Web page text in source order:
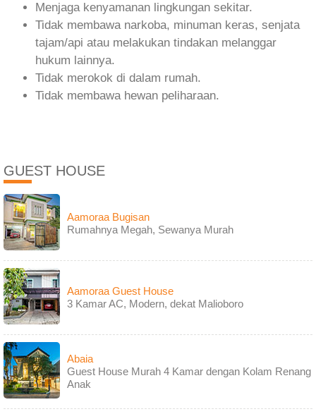
Menjaga kenyamanan lingkungan sekitar.
Tidak membawa narkoba, minuman keras, senjata
tajam/api atau melakukan tindakan melanggar
hukum lainnya.
Tidak merokok di dalam rumah.
Tidak membawa hewan peliharaan.
GUEST HOUSE
Aamoraa Bugisan
Rumahnya Megah, Sewanya Murah
Aamoraa Guest House
3 Kamar AC, Modern, dekat Malioboro
Abaia
Guest House Murah 4 Kamar dengan Kolam Renang
Anak